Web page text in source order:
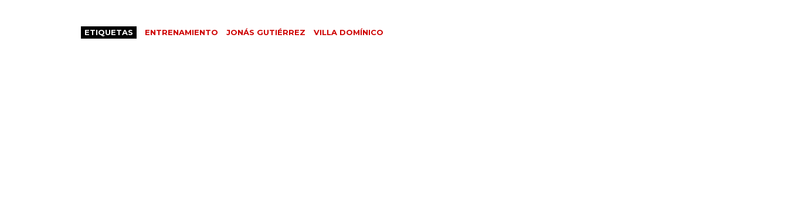
ETIQUETAS ENTRENAMIENTO JONÁS GUTIÉRREZ VILLA DOMÍNICO